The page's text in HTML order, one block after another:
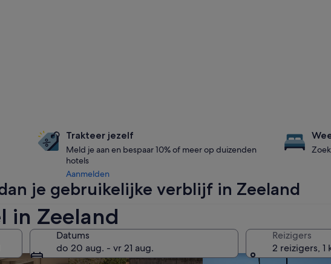
in Zeeland
Datums
do 20 aug. - vr 21 aug.
Reizigers
2 reizigers, 1
Trakteer jezelf
Meld je aan en bespaar 10% of meer op duizenden
hotels
Aanmelden
je gebruikelijke verblijf in Zeeland
Accommodaties met zwembad zoeken